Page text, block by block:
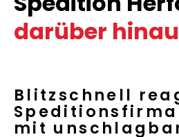
darüber
Blitzschnell
mit